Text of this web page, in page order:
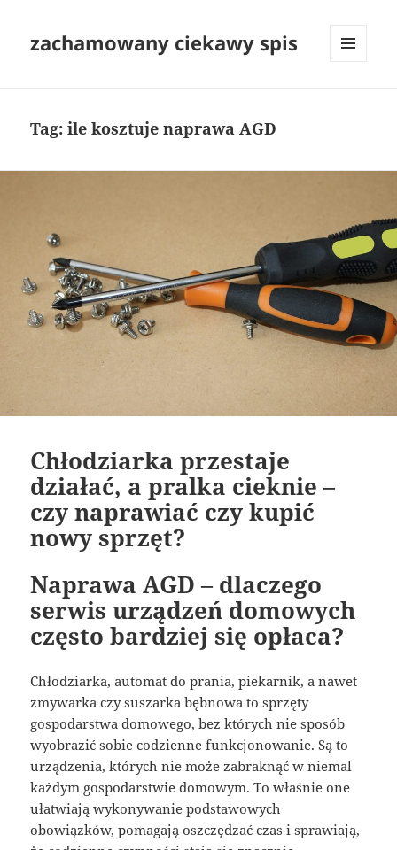
zachamowany ciekawy spis
Tag:ile kosztuje naprawa AGD
Chłodziarka przestaje
działać, a pralka cieknie –
czy naprawiać czy kupić
nowy sprzęt?
Naprawa AGD – dlaczego
serwis urządzeń domowych
często bardziej się opłaca?
Chłodziarka, automat do prania, piekarnik, a nawet
zmywarka czy suszarka bębnowa to sprzęty
gospodarstwa domowego, bez których nie sposób
wyobrazić sobie codzienne funkcjonowanie. Są to
urządzenia, których nie może zabraknąć w niemal
każdym gospodarstwie domowym. To właśnie one
ułatwiają wykonywanie podstawowych
obowiązków, pomagają oszczędzać czas i sprawiają,